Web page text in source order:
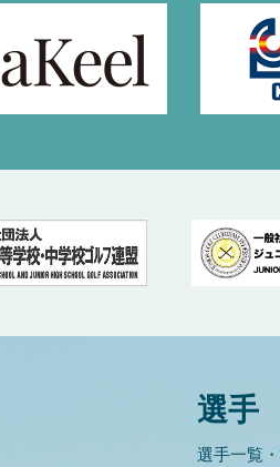
選手
選手一覧